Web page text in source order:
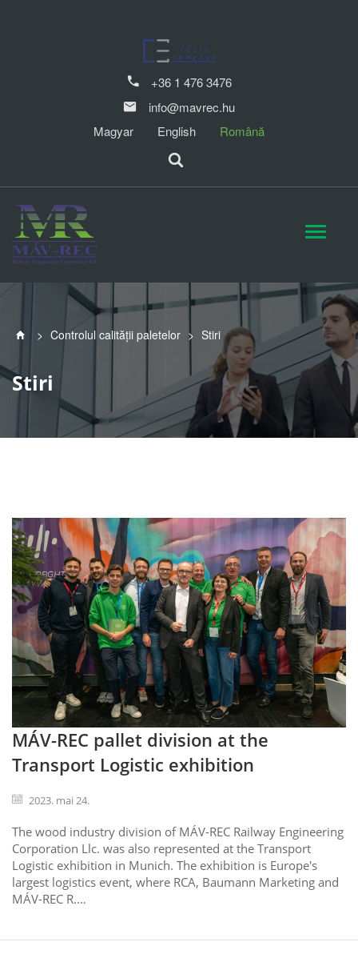
+36 1 476 3476
info@mavrec.hu
Magyar
English Română
> Controlul calității paletelor > Stiri
Stiri
MÁV-REC pallet division at the
Transport Logistic exhibition
2023. mai 24.
The wood industry division of MÁV-REC Railway Engineering
Corporation Llc. was also represented at the Transport
Logistic exhibition in Munich. The exhibition is Europe's
largest logistics event, where RCA, Baumann Marketing and
MÁV-REC R.…